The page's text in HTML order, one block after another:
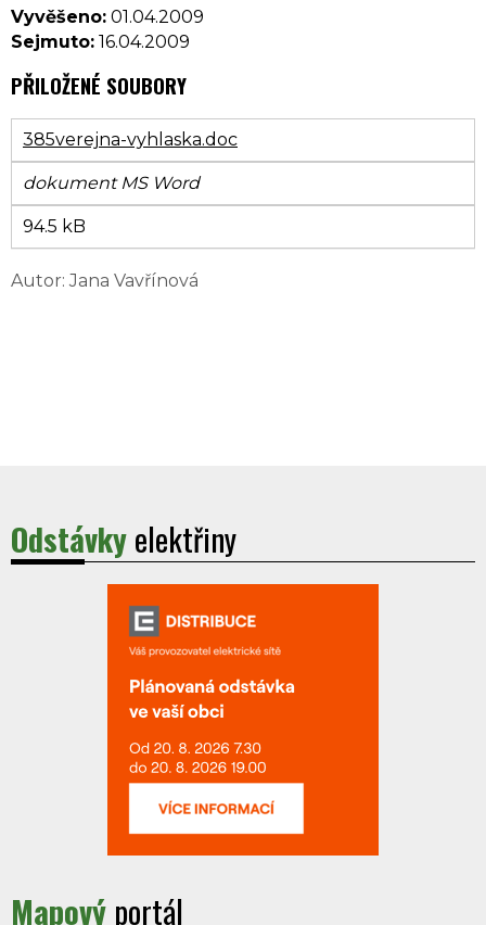
Vyvěšeno: 01.04.2009
Sejmuto: 16.04.2009
PŘILOŽENÉ SOUBORY
385verejna-vyhlaska.doc
dokument MS Word
94.5 kB
Autor: Jana Vavřínová
Odstávkyelektřiny
Mapový portál